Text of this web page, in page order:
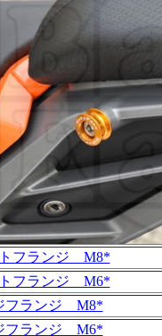
フランジ M8*
フランジ M6*
フランジ M8*
フランジ M6*